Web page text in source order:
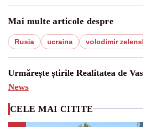
Mai multe articole despre
Rusia ucraina volodimir
Urmărește știrile Realitatea de
News
CELE MAI CITITE